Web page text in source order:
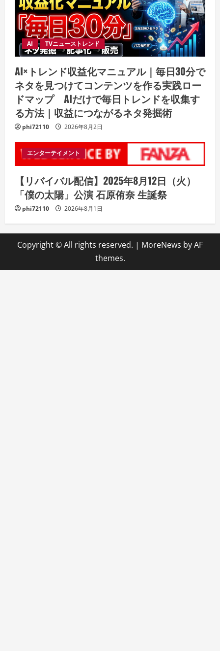
AI TVニューストレンド
AI×トレンド収益化マニュアル｜毎日30分で
ネタを見つけてコンテンツを作る実践ロー
ドマップ AIだけで毎日トレンドを収集す
る方法｜収益につながるネタ発掘術
phi72110 2026年8月2日
エンターテイメント
【リバイバル配信】2025年8月12日（火）
「僕の太陽」公演 石原侑奈 生誕祭
phi72110 2026年8月1日
Copyright © All rights reserved. | MoreNews by AF
themes.